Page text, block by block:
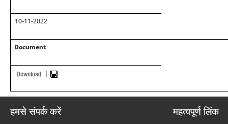
10-11-2022
Document
हमसे संपर्क करें महत्वपूर्ण लिंक